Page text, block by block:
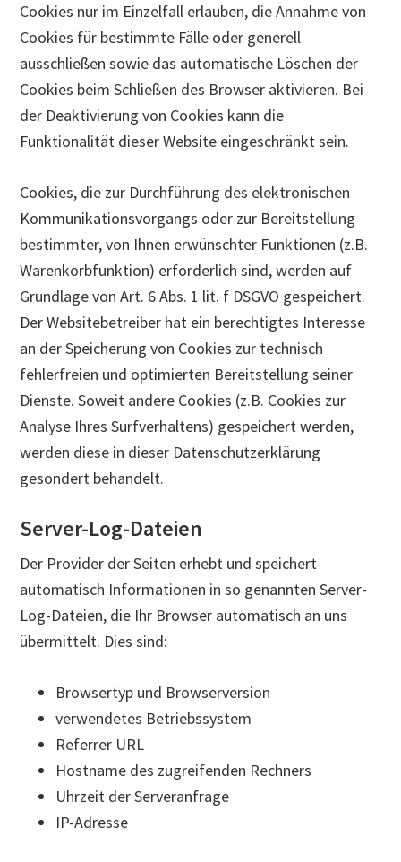
Cookies nur im Einzelfall erlauben, die Annahme von
Cookies für bestimmte Fälle oder generell
ausschließen sowie das automatische Löschen der
Cookies beim Schließen des Browser aktivieren. Bei
der Deaktivierung von Cookies kann die
Funktionalität dieser Website eingeschränkt sein.
Cookies, die zur Durchführung des elektronischen
Kommunikationsvorgangs oder zur Bereitstellung
bestimmter, von Ihnen erwünschter Funktionen (z.B.
Warenkorbfunktion) erforderlich sind, werden auf
Grundlage von Art. 6 Abs. 1 lit. f DSGVO gespeichert.
Der Websitebetreiber hat ein berechtigtes Interesse
an der Speicherung von Cookies zur technisch
fehlerfreien und optimierten Bereitstellung seiner
Dienste. Soweit andere Cookies (z.B. Cookies zur
Analyse Ihres Surfverhaltens) gespeichert werden,
werden diese in dieser Datenschutzerklärung
gesondert behandelt.
Server-Log-Dateien
Der Provider der Seiten erhebt und speichert
automatisch Informationen in so genannten Server-
Log-Dateien, die Ihr Browser automatisch an uns
übermittelt. Dies sind:
Browsertyp und Browserversion
verwendetes Betriebssystem
Referrer URL
Hostname des zugreifenden Rechners
Uhrzeit der Serveranfrage
IP-Adresse